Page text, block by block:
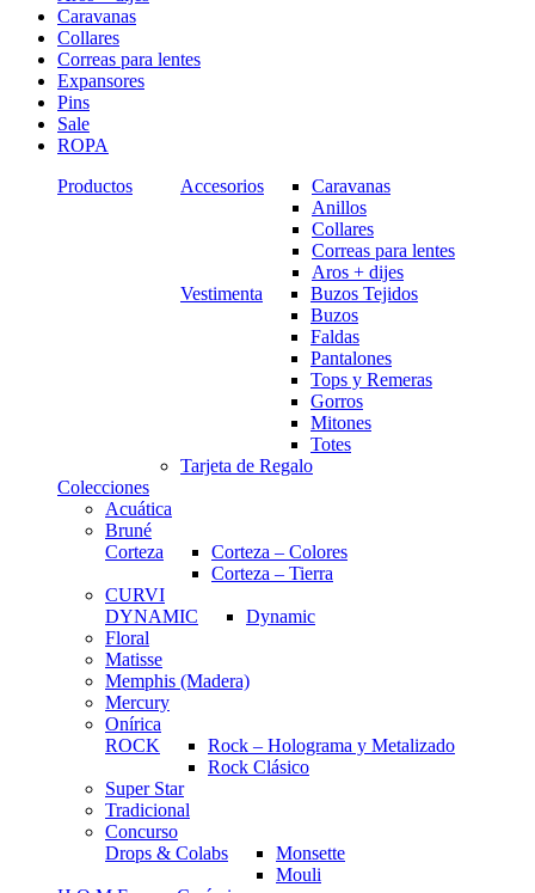
Caravanas
Collares
Correas para lentes
Expansores
Pins
Sale
ROPA
Productos
Accesorios
Caravanas
Anillos
Collares
Correas para lentes
Aros + dijes
Vestimenta
Buzos Tejidos
Buzos
Faldas
Pantalones
Tops y Remeras
Gorros
Mitones
Totes
Tarjeta de Regalo
Colecciones
Acuática
Bruné
Corteza
Corteza – Colores
Corteza – Tierra
CURVI
DYNAMIC
Dynamic
Floral
Matisse
Memphis (Madera)
Mercury
Onírica
ROCK
Rock – Holograma y Metalizado
Rock Clásico
Super Star
Tradicional
Concurso
Drops & Colabs
Monsette
Mouli